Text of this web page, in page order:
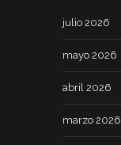
julio 2026
mayo 2026
abril 2026
marzo 2026